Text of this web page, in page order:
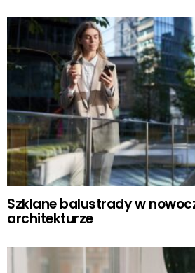
Szklane balustrady w
architekturze